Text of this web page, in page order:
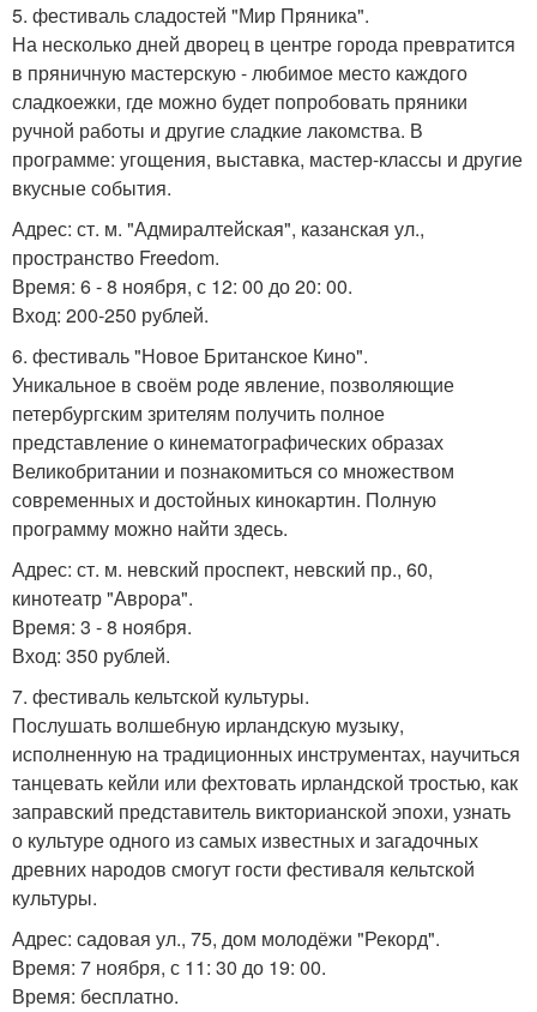
5. фестиваль сладостей "Мир Пряника".
На несколько дней дворец в центре города превратится
в пряничную мастерскую - любимое место каждого
сладкоежки, где можно будет попробовать пряники
ручной работы и другие сладкие лакомства. В
программе: угощения, выставка, мастер-классы и другие
вкусные события.
Адрес: ст. м. "Адмиралтейская", казанская ул.,
пространство Freedom.
Время: 6 - 8 ноября, с 12: 00 до 20: 00.
Вход: 200-250 рублей.
6. фестиваль "Новое Британское Кино".
Уникальное в своём роде явление, позволяющие
петербургским зрителям получить полное
представление о кинематографических образах
Великобритании и познакомиться со множеством
современных и достойных кинокартин. Полную
программу можно найти здесь.
Адрес: ст. м. невский проспект, невский пр., 60,
кинотеатр "Аврора".
Время: 3 - 8 ноября.
Вход: 350 рублей.
7. фестиваль кельтской культуры.
Послушать волшебную ирландскую музыку,
исполненную на традиционных инструментах, научиться
танцевать кейли или фехтовать ирландской тростью, как
заправский представитель викторианской эпохи, узнать
о культуре одного из самых известных и загадочных
древних народов смогут гости фестиваля кельтской
культуры.
Адрес: садовая ул., 75, дом молодёжи "Рекорд".
Время: 7 ноября, с 11: 30 до 19: 00.
Время: бесплатно.